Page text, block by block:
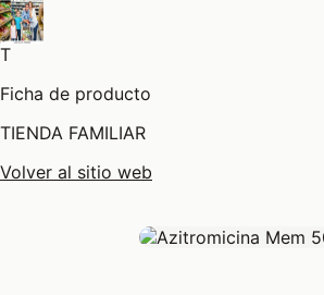
T
Ficha de producto
TIENDA FAMILIAR
Volver al sitio web